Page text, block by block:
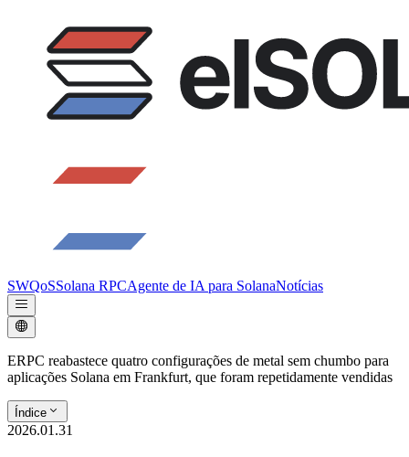
SWQoSSolana RPCAgente de IA para SolanaNotícias
ERPC reabastece quatro configurações de metal sem chumbo para
aplicações Solana em Frankfurt, que foram repetidamente vendidas
Índice
2026.01.31